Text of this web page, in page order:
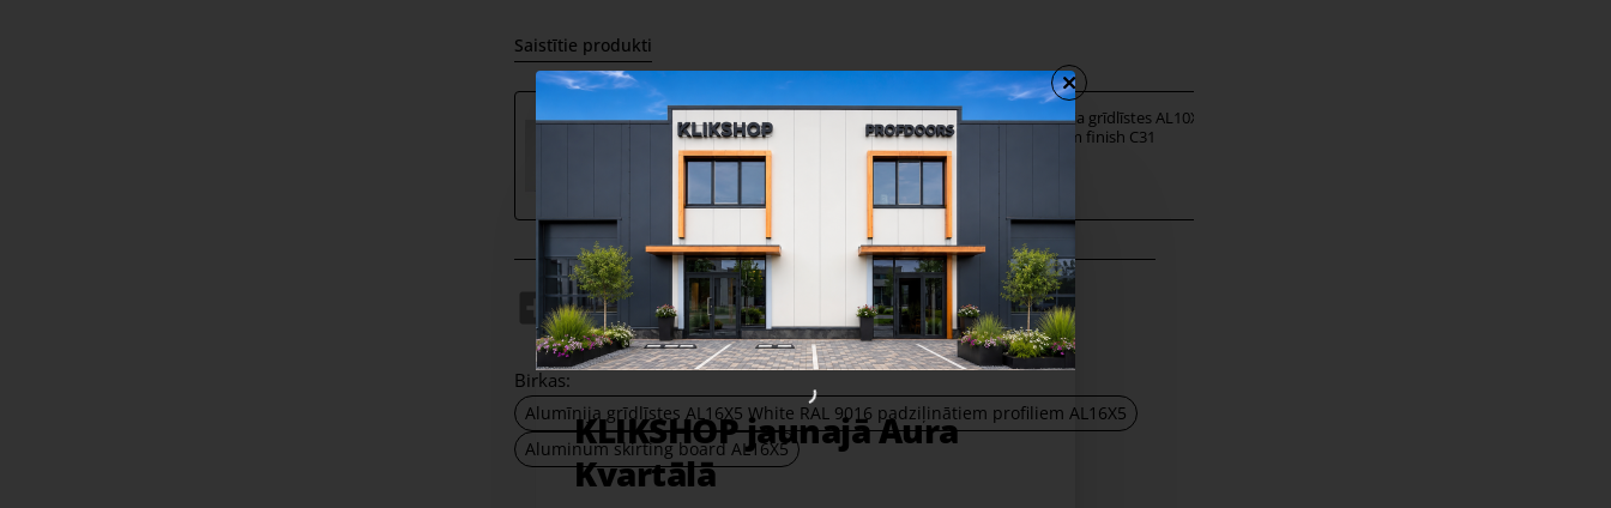
KLIKSHOP jaunajā Aura
Kvartālā
Saistītie produkti
Alumīnija grīdlīstes AL10X5
Silver satin EV1
10,29 €
Alumīnija grīdlīstes AL10X5
Titanium finish C31
ShareFacebook WhatsApp
Email
Birkas:
Alumīnija grīdlīstes AL16X5 White RAL 9016 padziļinātiem profiliem AL16X5
Aluminum skirting board AL16X5